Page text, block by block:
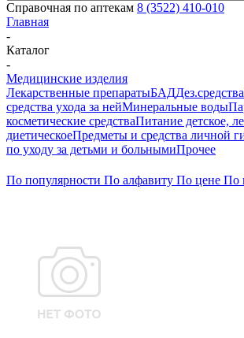
Справочная по аптекам 8 (3522) 410-010
Главная
-
Каталог
-
Медицинские изделия
Лекарственные препаратыБАДДез.средства
средства ухода за нейМинеральные воды
косметические средстваПитание детское,
диетическоеПредметы и средства личной
по уходу за детьми и больнымиПрочее
По популярности По алфавиту По цене По